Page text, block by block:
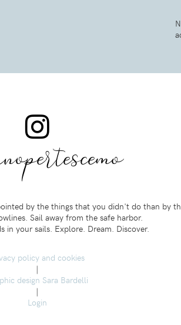
by the things that you didn't do than by
Sail away from the safe harbor.
in your sails. Explore. Dream. Discover.
policy and cookies
|
design Sara Bardelli
|
Login